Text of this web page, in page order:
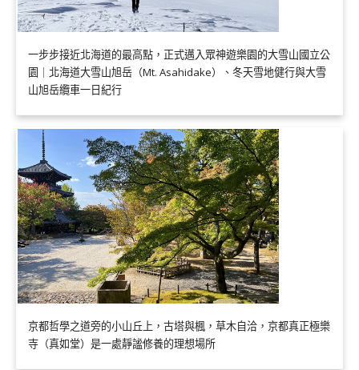
一步步接近北海道的最高點，正式邁入眾神遊樂園的大雪山國立公
園｜北海道大雪山旭岳（Mt. Asahidake）、冬天雪地健行與大雪
山旭岳纜車一日紀行
京都哲學之道旁的小山丘上，古塔與楓，草木自洽，京都真正極樂
寺（真如堂）是一處靜謐修養的理想場所